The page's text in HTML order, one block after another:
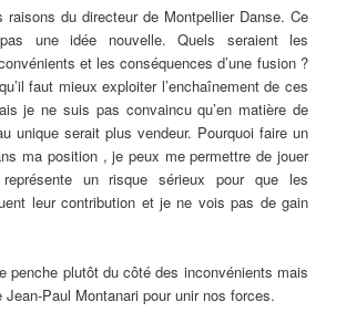
raisons du directeur de Montpellier Danse. Ce
une idée nouvelle. Quels seraient les
et les conséquences d’une fusion ?
faut mieux exploiter l’enchaînement de ces
je ne suis pas convaincu qu’en matière de
unique serait plus vendeur. Pourquoi faire un
ma position , je peux me permettre de jouer
un risque sérieux pour que les
leur contribution et je ne vois pas de gain
penche plutôt du côté des inconvénients mais
Jean-Paul Montanari pour unir nos forces.